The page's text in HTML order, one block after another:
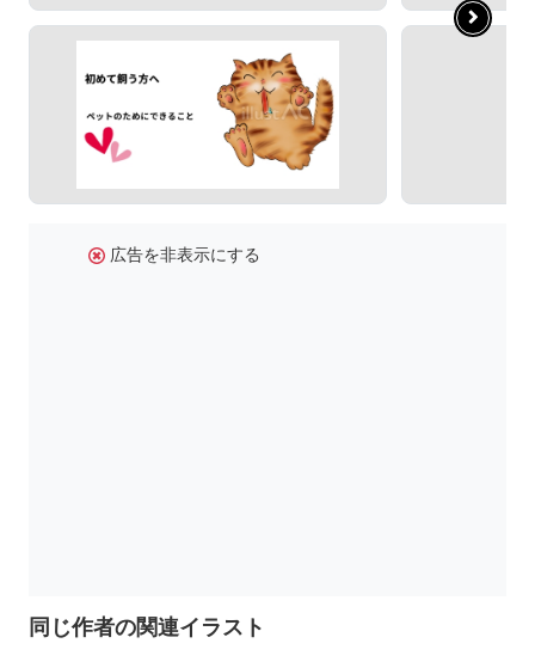
広告を非表示にする
同じ作者の関連イラスト